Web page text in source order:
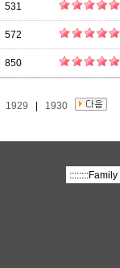
531
572
850
1929 1930